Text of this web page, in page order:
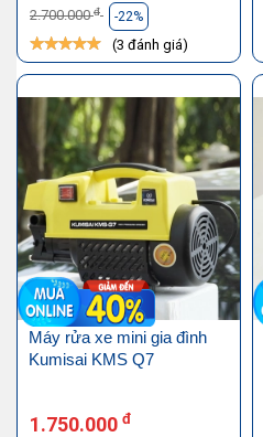
2.700.000đ -22%
(3 đánh giá)
Máy rửa xe mini gia đình
Kumisai KMS Q7
1.750.000 đ